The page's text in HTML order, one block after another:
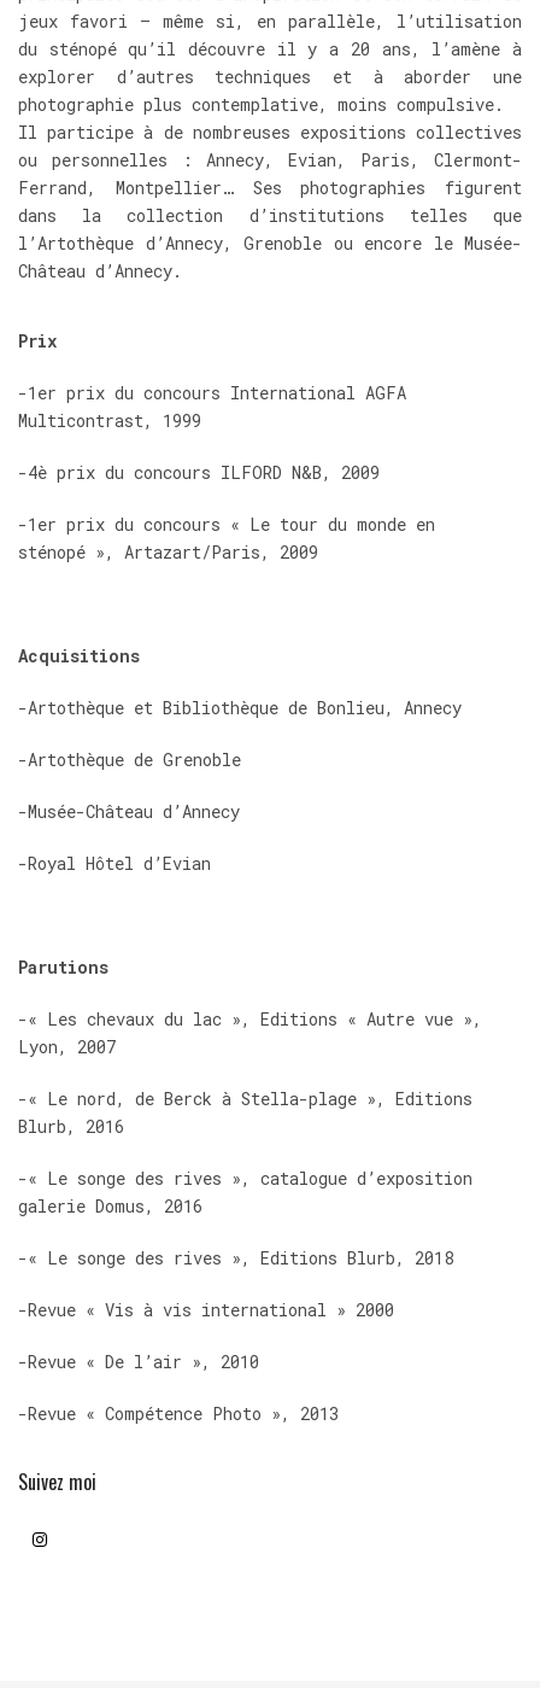
jeux favori – même si, en parallèle, l’utilisation
du sténopé qu’il découvre il y a 20 ans, l’amène à
explorer d’autres techniques et à aborder une
photographie plus contemplative, moins compulsive.
Il participe à de nombreuses expositions collectives
ou personnelles : Annecy, Evian, Paris, Clermont-
Ferrand, Montpellier… Ses photographies figurent
dans la collection d’institutions telles que
l’Artothèque d’Annecy, Grenoble ou encore le Musée-
Château d’Annecy.
Prix
-1er prix du concours International AGFA
Multicontrast, 1999
-4è prix du concours ILFORD N&B, 2009
-1er prix du concours « Le tour du monde en
sténopé », Artazart/Paris, 2009
Acquisitions
-Artothèque et Bibliothèque de Bonlieu, Annecy
-Artothèque de Grenoble
-Musée-Château d’Annecy
-Royal Hôtel d’Evian
Parutions
-« Les chevaux du lac », Editions « Autre vue »,
Lyon, 2007
-« Le nord, de Berck à Stella-plage », Editions
Blurb, 2016
-« Le songe des rives », catalogue d’exposition
galerie Domus, 2016
-« Le songe des rives », Editions Blurb, 2018
-Revue « Vis à vis international » 2000
-Revue « De l’air », 2010
-Revue « Compétence Photo », 2013
Suivez moi